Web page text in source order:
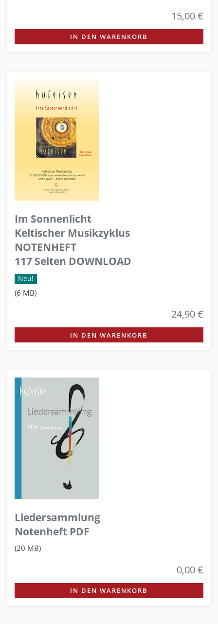
15,00 €
IN DEN WARENKORB
Im Sonnenlicht
Keltischer Musikzyklus
NOTENHEFT
117 Seiten DOWNLOAD
Neu!
(6 MB)
24,90 €
IN DEN WARENKORB
Liedersammlung
Notenheft PDF
(20 MB)
0,00 €
IN DEN WARENKORB